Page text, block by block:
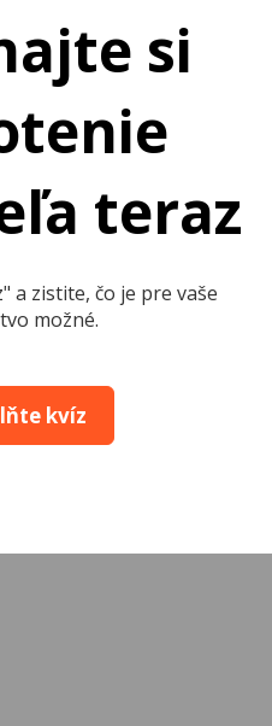
si
teraz
a zistite, čo je pre vaše
možné.
kvíz